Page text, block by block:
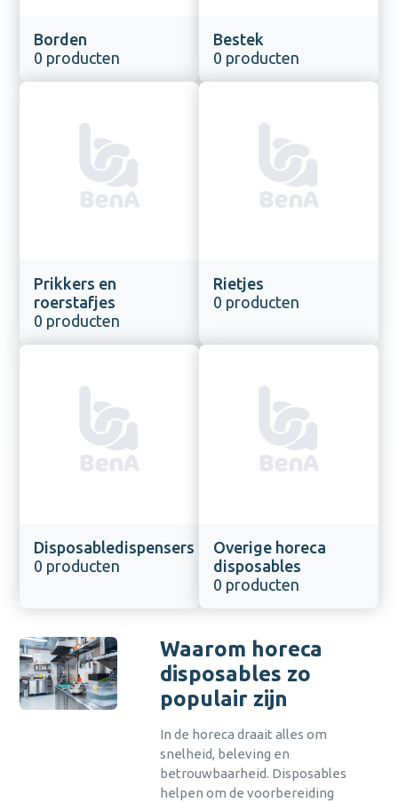
Borden
0 producten
Bestek
0 producten
Prikkers en
roerstafjes
0 producten
Rietjes
0 producten
Disposabledispensers
0 producten
Overige horeca
disposables
0 producten
Waarom horeca
disposables zo
populair zijn
In de horeca draait alles om
snelheid, beleving en
betrouwbaarheid. Disposables
helpen om de voorbereiding